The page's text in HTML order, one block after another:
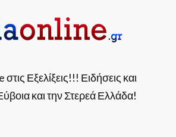
στις Εξελίξεις!!! Ειδήσεις και
και την Στερεά Ελλάδα!